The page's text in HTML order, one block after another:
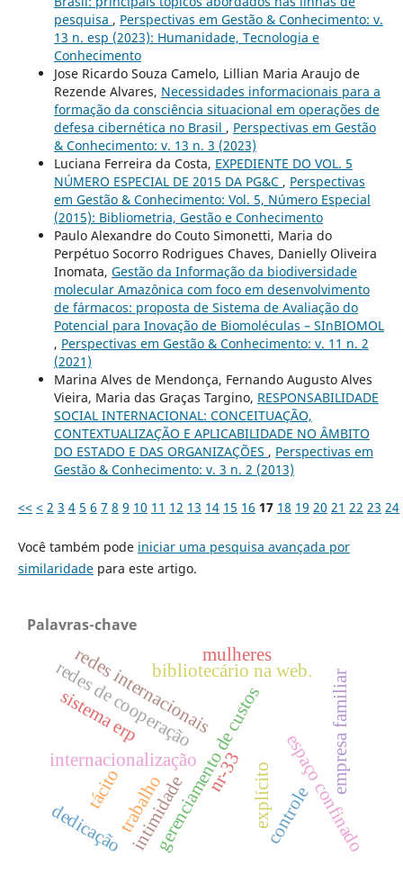
pesquisa , Perspectivas em Gestão & Conhecimento: v.
13 n. esp (2023): Humanidade, Tecnologia e
Conhecimento
Jose Ricardo Souza Camelo, Lillian Maria Araujo de
Rezende Alvares, Necessidades informacionais para a
formação da consciência situacional em operações de
defesa cibernética no Brasil , Perspectivas em Gestão
& Conhecimento: v. 13 n. 3 (2023)
Luciana Ferreira da Costa, EXPEDIENTE DO VOL. 5
NÚMERO ESPECIAL DE 2015 DA PG&C , Perspectivas
em Gestão & Conhecimento: Vol. 5, Número Especial
(2015): Bibliometria, Gestão e Conhecimento
Paulo Alexandre do Couto Simonetti, Maria do
Perpétuo Socorro Rodrigues Chaves, Danielly Oliveira
Inomata, Gestão da Informação da biodiversidade
molecular Amazônica com foco em desenvolvimento
de fármacos: proposta de Sistema de Avaliação do
Potencial para Inovação de Biomoléculas – SInBIOMOL
, Perspectivas em Gestão & Conhecimento: v. 11 n. 2
(2021)
Marina Alves de Mendonça, Fernando Augusto Alves
Vieira, Maria das Graças Targino, RESPONSABILIDADE
SOCIAL INTERNACIONAL: CONCEITUAÇÃO,
CONTEXTUALIZAÇÃO E APLICABILIDADE NO ÂMBITO
DO ESTADO E DAS ORGANIZAÇÕES , Perspectivas em
Gestão & Conhecimento: v. 3 n. 2 (2013)
<< < 2 3 4 5 6 7 8 9 10 11 12 13 14 15 16 17 18 19 20 21 22 23 24
Você também pode iniciar uma pesquisa avançada por
similaridadepara este artigo.
Palavras-chave
gerenciamento de custos
internacionalização
redes internacionais
redes de cooperação
tácito explícitoespaço confinado
bibliotecário na web.
intimidade
empresa familiar
nr-33
dedicação
sistema erp
controle
trabalho
mulheres